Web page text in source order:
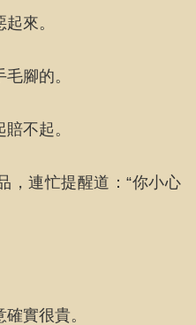
來。
腳的。
不起。
，連忙提醒道：“你小心
實很貴。